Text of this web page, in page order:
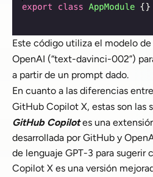
Este código utiliza el modelo
OpenAI (“text-davinci-002”)
a partir de un prompt dado.
En cuanto a las diferencias
GitHub Copilot X, estas son las
GitHub Copilotes una
desarrollada por GitHub y
de lenguaje GPT-3 para sugerir
Copilot X es una versión